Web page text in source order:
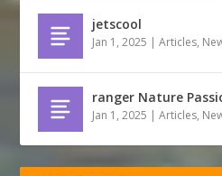
jetscool
Jan 1, 2025 |Articles,
ranger Nature
Jan 1, 2025 |Articles,